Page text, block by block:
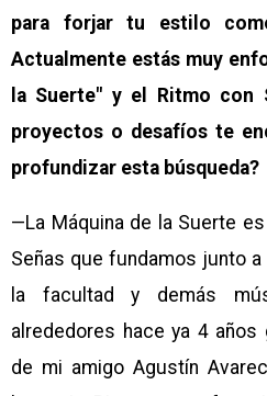
para forjar tu estilo
Actualmente estás muy
la Suerte" y el Ritmo con
proyectos o desafíos te
profundizar esta búsqueda?
—La Máquina de la Suerte
Señas que fundamos junto
la facultad y demás
alrededores hace ya 4 años
de mi amigo Agustín